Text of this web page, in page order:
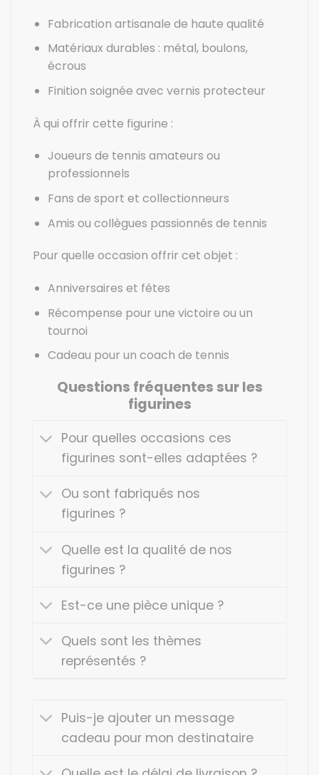
Fabrication artisanale de haute qualité
Matériaux durables : métal, boulons,
écrous
Finition soignée avec vernis protecteur
À qui offrir cette figurine :
Joueurs de tennis amateurs ou
professionnels
Fans de sport et collectionneurs
Amis ou collègues passionnés de tennis
Pour quelle occasion offrir cet objet :
Anniversaires et fêtes
Récompense pour une victoire ou un
tournoi
Cadeau pour un coach de tennis
Questions fréquentes sur les
figurines
Pour quelles occasions ces
figurines sont-elles adaptées ?
Ou sont fabriqués nos
figurines ?
Quelle est la qualité de nos
figurines ?
Est-ce une pièce unique ?
Quels sont les thèmes
représentés ?
Puis-je ajouter un message
cadeau pour mon destinataire